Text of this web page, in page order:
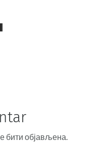
бити објављена.